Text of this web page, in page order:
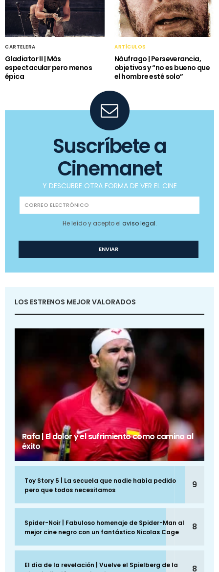
CARTELERA
Gladiator II | Más
espectacular pero menos
épica
ARTÍCULOS
Náufrago | Perseverancia,
objetivos y “no es bueno que
el hombre esté solo”
Suscríbete a
Cinemanet
Y DESCUBRE OTRA FORMA DE VER EL CINE
He leído y acepto el aviso legal.
LOS ESTRENOS MEJOR VALORADOS
Rafa | El dolor y el sufrimiento como camino al
éxito
Toy Story 5 | La secuela que nadie había pedido
pero que todos necesitamos
9
Spider-Noir | Fabuloso homenaje de Spider-Man al
mejor cine negro con un fantástico Nicolas Cage
8
El día de la revelación | Vuelve el Spielberg de la
8